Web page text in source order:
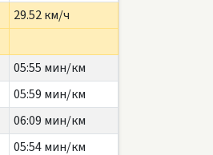
29.52 км/ч
05:55 мин/км
05:59 мин/км
06:09 мин/км
05:54 мин/км